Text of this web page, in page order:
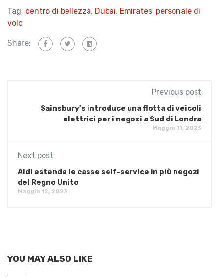
Tag: centro di bellezza, Dubai, Emirates, personale di
volo
Share:
Previous post
Sainsbury's introduce una flotta di veicoli
elettrici per i negozi a Sud di Londra
Maggio 11, 2023
Next post
Aldi estende le casse self-service in più negozi
del Regno Unito
Maggio 12, 2023
YOU MAY ALSO LIKE